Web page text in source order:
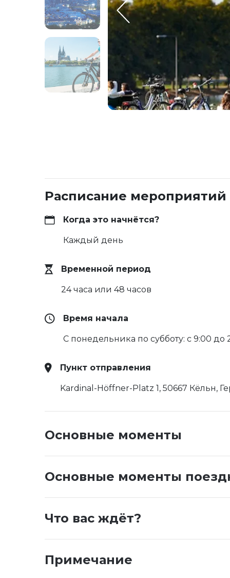
Расписание мероприятий
Когда это начнётся?
Каждый день
Временной период
24 часа или 48 часов
Время начала
С понедельника по субботу: с 9:00
Пункт отправления
Kardinal-Höffner-Platz 1, 50667 Кёльн,
Основные моменты
Основные моменты
Что вас ждёт?
Примечание